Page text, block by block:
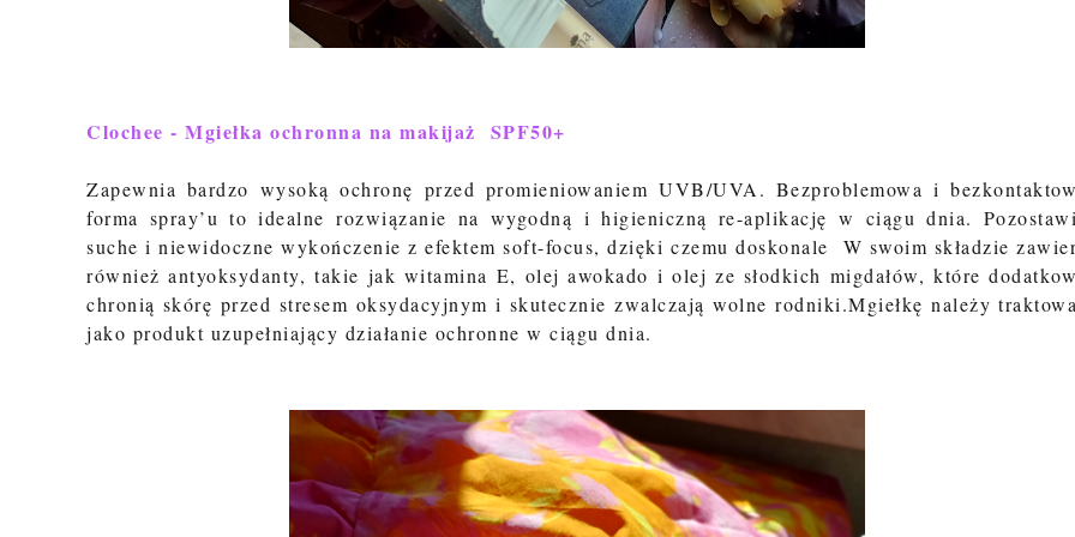
Clochee - Mgiełka ochronna na makijaż SPF50+
Zapewnia bardzo wysoką ochronę przed promieniowaniem UVB/UVA. Bezproblemowa i
forma spray’u to idealne rozwiązanie na wygodną i higieniczną re-aplikację w ciągu dnia.
suche i niewidoczne wykończenie z efektem soft-focus, dzięki czemu doskonale W swoim składzie
również antyoksydanty, takie jak witamina E, olej awokado i olej ze słodkich migdałów, które
chronią skórę przed stresem oksydacyjnym i skutecznie zwalczają wolne rodniki.Mgiełkę należy
jako produkt uzupełniający działanie ochronne w ciągu dnia.